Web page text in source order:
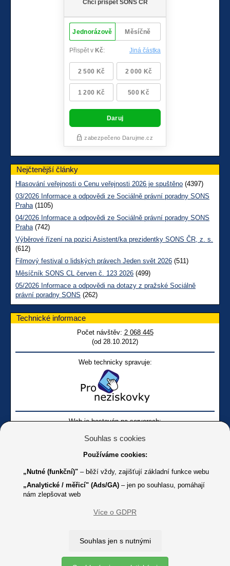
Nejčtenější články
Hlasování veřejnosti o Cenu veřejnosti 2026 je spuštěno (4397)
03/2026 Informace a odpovědi ze Sociálně právní poradny SONS
Praha(1105)
04/2026 Informace a odpovědi ze Sociálně právní poradny SONS
Praha(742)
Výběrové řízení na pozici Asistent/ka prezidentky SONS ČR, z. s.
(612)
Filmový festival o lidských právech Jeden svět 2026 (511)
Měsíčník SONS CL červen č. 123 2026 (499)
05/2026 Informace a odpovědi na dotazy z pražské Sociálně
právní poradny SONS (262)
Technické informace
Počet návštěv: 2 068 445
(od 28.10.2012)
Web technicky spravuje:
Web je hostován na serverech:
Online
Youtube SONS
K jakémukoliv užití textů a obrázků uvedených na tomto serveru je
Copyright © 2012 - 2026 SONS ČR, z. s.
Souhlas s cookies
Používáme cookies:
„Nutné (funkční)" – běží vždy, zajišťují základní funkce webu
„Analytické / měřicí" (Ads/GA) – jen po souhlasu, pomáhají
nám zlepšovat web
Více o GDPR
Souhlas jen s nutnými